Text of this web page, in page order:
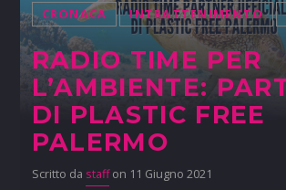
CRONACA INTRATTENIMENTO
RADIO TIME PER
L’AMBIENTE:
DI PLASTIC FREE
PALERMO
Scritto da staffon 11 Giugno 2021